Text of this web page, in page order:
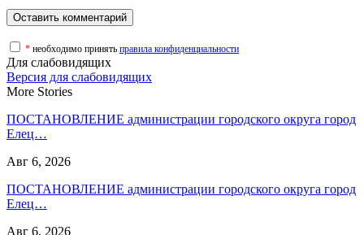
* необходимо принять правила конфиденциальности
Для слабовидящих
Версия для слабовидящих
More Stories
ПОСТАНОВЛЕНИЕ администрации городского округа город
Елец…
Авг 6, 2026
ПОСТАНОВЛЕНИЕ администрации городского округа город
Елец…
Авг 6, 2026